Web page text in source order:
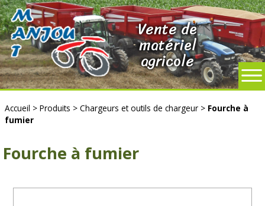
Vente de
matériel
agricole
Accueil >Produits >Chargeurs et outils de chargeur > Fourche à
fumier
Fourche à fumier